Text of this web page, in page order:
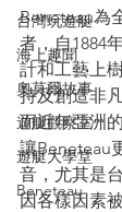
台灣玩遊艇
海上趣聞
奧莫爾故事
遊艇觀察室
遊艇大學堂
Beneteau
Beneteau為
者，自1884
計和工藝上
持及創造非
而近年亞洲
讓Beneteau
音，尤其是
因各樣因素